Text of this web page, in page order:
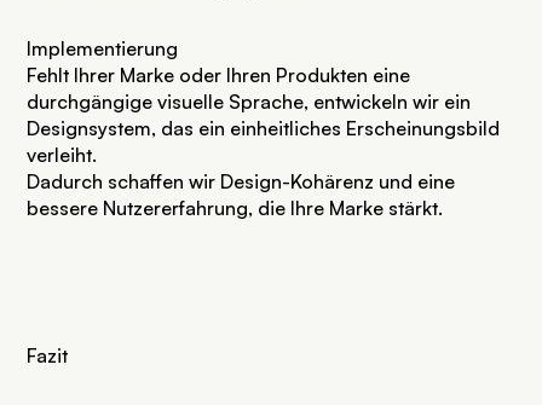
Implementierung
Fehlt Ihrer Marke oder Ihren Produkten eine
durchgängige visuelle Sprache, entwickeln wir ein
Designsystem, das ein einheitliches Erscheinungsbild
verleiht.
Dadurch schaffen wir Design-Kohärenz und eine
bessere Nutzererfahrung, die Ihre Marke stärkt.
Fazit